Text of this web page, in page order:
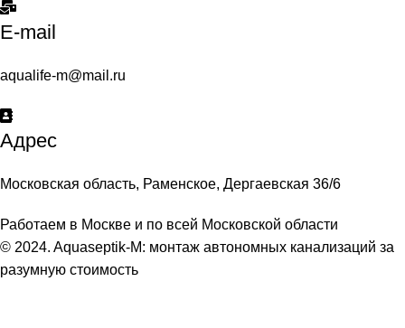
E-mail
aqualife-m@mail.ru
Адрес
Московская область, Раменское, Дергаевская 36/6
Работаем в Москве и по всей Московской области
© 2024. Aquaseptik-M: монтаж автономных канализаций за
разумную стоимость